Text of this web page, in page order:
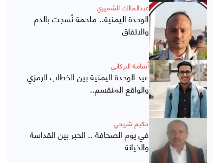
عبدالمالك الشميري
الوحدة اليمنية.. ملحمة نُسجت بالدم
والاتفاق
أسامة البركاني
عيد الوحدة اليمنية بين الخطاب الرمزي
والواقع المنقسم..
حكيم شريحي
في يوم الصحافة .. الحبر بين القداسة
والخيانة